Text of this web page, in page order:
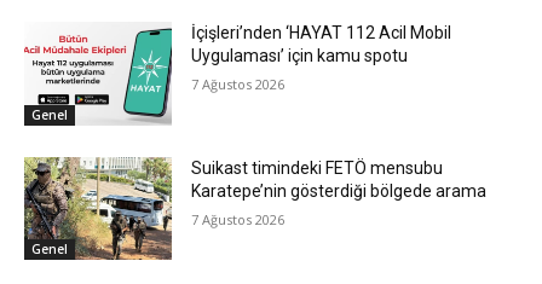
Genel
İçişleri’nden ‘HAYAT 112 Acil Mobil
Uygulaması’ için kamu spotu
7 Ağustos 2026
Genel
Suikast timindeki FETÖ mensubu
Karatepe’nin gösterdiği bölgede arama
7 Ağustos 2026